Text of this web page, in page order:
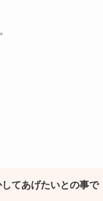
てあげたいとの事で